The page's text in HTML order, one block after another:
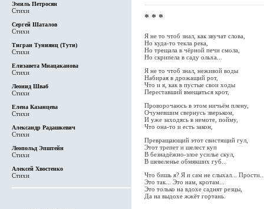
Эмиль Петросян
Стихи
Сергей Шаталов
Стихи
Тигран Туниянц (Тути)
Стихи
Елизавета Мнацаканова
Стихи
Леонид Шваб
Стихи
Елена Казанцева
Стихи
Александр Радашкевич
Стихи
Леопольд Эпштейн
Стихи
Алексей Хвостенко
Стихи
* * *
Я не то чтоб знал, как звучат слова,
Но куда-то текла река,
Но трещала в чёрной печи смола,
Но скрипела в саду ольха...
Я не то чтоб знал, неживой воды
Набирая в дрожащий рот,
Что и я, как в пустые свои ходы
Переставший вмещаться крот,
Проворочаюсь в этом ничьём плену,
Очумевшим свернусь зверьком,
И уже заходясь в немоте, пойму,
Что она-то и есть закон,
Превращающий этот свистящий гул,
Этот трепет и шелест куп
В безнадёжно-злое усилье скул,
В шевеленье обмякших губ...
Что бишь я? Я и сам не слыхал...
Это так... Это нам, кротам...
Это только на вдохе саднят резцы,
Да на выдохе жжёт гортань.